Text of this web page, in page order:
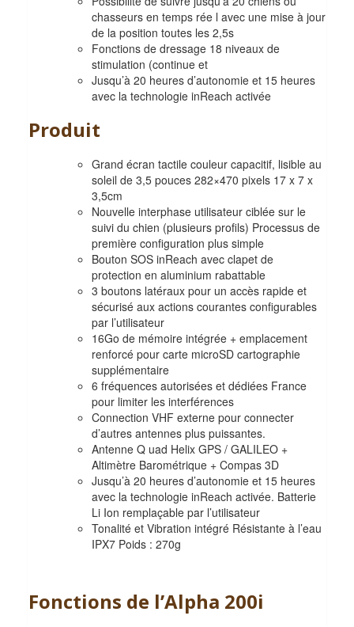
chasseurs en temps rée l avec une mise à jour
de la position toutes les 2,5s
Fonctions de dressage 18 niveaux de
stimulation (continue et
Jusqu’à 20 heures d’autonomie et 15 heures
avec la technologie inReach activée
Produit
Grand écran tactile couleur capacitif, lisible au
soleil de 3,5 pouces 282×470 pixels 17 x 7 x
3,5cm
Nouvelle interphase utilisateur ciblée sur le
suivi du chien (plusieurs profils) Processus de
première configuration plus simple
Bouton SOS inReach avec clapet de
protection en aluminium rabattable
3 boutons latéraux pour un accès rapide et
sécurisé aux actions courantes configurables
par l’utilisateur
16Go de mémoire intégrée + emplacement
renforcé pour carte microSD cartographie
supplémentaire
6 fréquences autorisées et dédiées France
pour limiter les interférences
Connection VHF externe pour connecter
d’autres antennes plus puissantes.
Antenne Q uad Helix GPS / GALILEO +
Altimètre Barométrique + Compas 3D
Jusqu’à 20 heures d’autonomie et 15 heures
avec la technologie inReach activée. Batterie
Li Ion remplaçable par l’utilisateur
Tonalité et Vibration intégré Résistante à l’eau
IPX7 Poids : 270g
Fonctions de l’Alpha 200i